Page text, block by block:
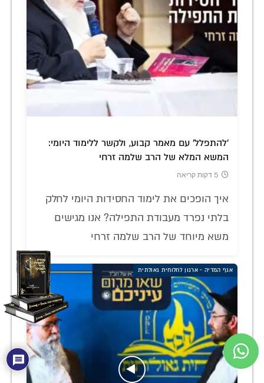
'להתפלל' עם מאמר קבוע, ולקשר ללימוד היומי:
המשא המלא של הרב שלמה זרחי
5 דקות קריאה
איך הופכים את לימוד החסידות היומי לחלק
בלתי נפרד מעבודת התפילה? אנו מגישים
משא מיוחד של הרב שלמה זרחי
אגף המדיה - ארגון לחלוחית גאולתית